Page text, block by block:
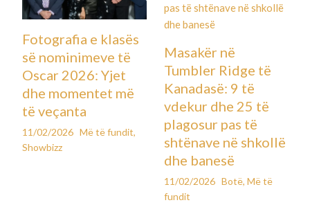
Fotografia e klasës
së nominimeve të
Oscar 2026: Yjet
dhe momentet më
të veçanta
11/02/2026 Më të fundit,
Showbizz
Masakër në
Tumbler Ridge të
Kanadasë: 9 të
vdekur dhe 25 të
plagosur pas të
shtënave në shkollë
dhe banesë
11/02/2026 Botë, Më të
fundit